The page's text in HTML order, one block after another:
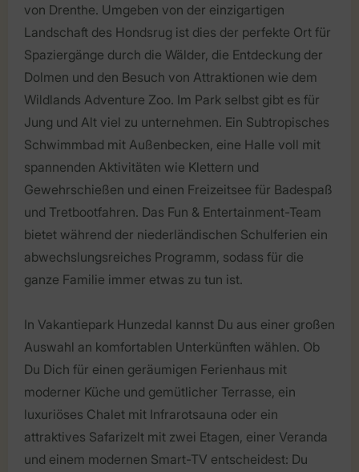
von Drenthe. Umgeben von der einzigartigen
Landschaft des Hondsrug ist dies der perfekte Ort für
Spaziergänge durch die Wälder, die Entdeckung der
Dolmen und den Besuch von Attraktionen wie dem
Wildlands Adventure Zoo. Im Park selbst gibt es für
Jung und Alt viel zu unternehmen. Ein Subtropisches
Schwimmbad mit Außenbecken, eine Halle voll mit
spannenden Aktivitäten wie Klettern und
Gewehrschießen und einen Freizeitsee für Badespaß
und Tretbootfahren. Das Fun & Entertainment-Team
bietet während der niederländischen Schulferien ein
abwechslungsreiches Programm, sodass für die
ganze Familie immer etwas zu tun ist.
In Vakantiepark Hunzedal kannst Du aus einer großen
Auswahl an komfortablen Unterkünften wählen. Ob
Du Dich für einen geräumigen Ferienhaus mit
moderner Küche und gemütlicher Terrasse, ein
luxuriöses Chalet mit Infrarotsauna oder ein
attraktives Safarizelt mit zwei Etagen, einer Veranda
und einem modernen Smart-TV entscheidest: Du